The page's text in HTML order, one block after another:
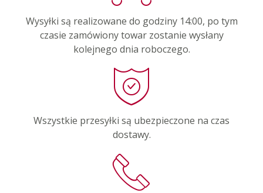
Wysyłki są realizowane do godziny 14:00, po tym
czasie zamówiony towar zostanie wysłany
kolejnego dnia roboczego.
Wszystkie przesyłki są ubezpieczone na czas
dostawy.